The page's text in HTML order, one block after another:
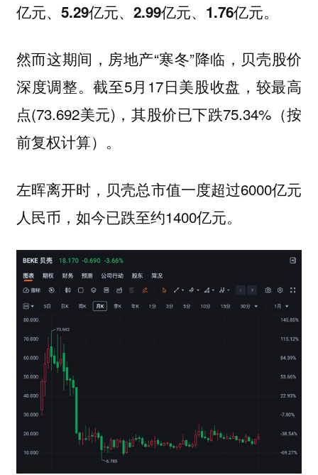
亿元、5.29亿元、2.99亿元、1.76亿元。
然而这期间，房地产“寒冬”降临，贝壳股价
深度调整。截至5月17日美股收盘，较最高
点(73.692美元)，其股价已下跌75.34%（按
前复权计算）。
左晖离开时，贝壳总市值一度超过6000亿元
人民币，如今已跌至约1400亿元。